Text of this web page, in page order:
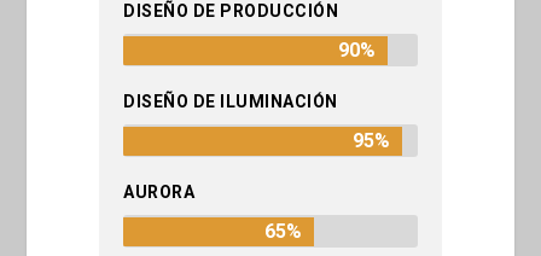
DISEÑO DE PRODUCCIÓN
90%
DISEÑO DE ILUMINACIÓN
95%
AURORA
65%